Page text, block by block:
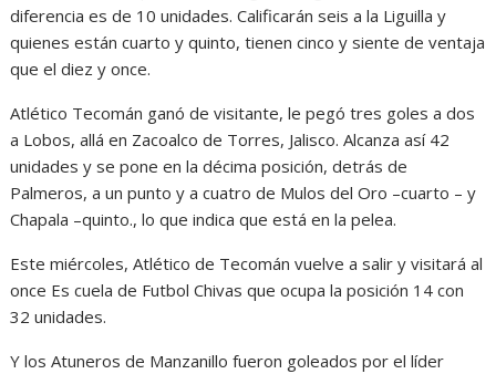
diferencia es de 10 unidades. Calificarán seis a la Liguilla y
quienes están cuarto y quinto, tienen cinco y siente de ventaja
que el diez y once.
Atlético Tecomán ganó de visitante, le pegó tres goles a dos
a Lobos, allá en Zacoalco de Torres, Jalisco. Alcanza así 42
unidades y se pone en la décima posición, detrás de
Palmeros, a un punto y a cuatro de Mulos del Oro –cuarto – y
Chapala –quinto., lo que indica que está en la pelea.
Este miércoles, Atlético de Tecomán vuelve a salir y visitará al
once Es cuela de Futbol Chivas que ocupa la posición 14 con
32 unidades.
Y los Atuneros de Manzanillo fueron goleados por el líder